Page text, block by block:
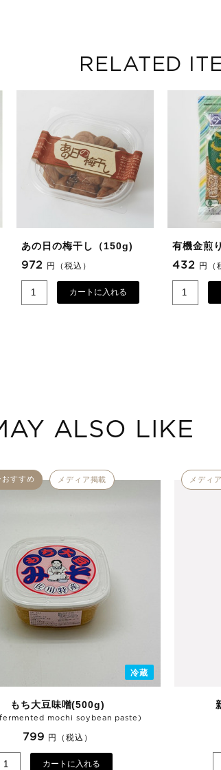
RELATED
あの日の梅干し（150g)
972 円（税込）
カートに入れる
有機金煎
432 円（
ALSO LIKE
冷蔵
すすめ メディア掲載
もち大豆味噌(500g)
mochi soybean paste)
799 円（税込）
カートに入れる
メディ